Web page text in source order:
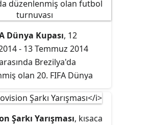
kurmaya başladı. Hızlı
biri oldu,
donanmasıyla Büyük
kafa tutar hale geldi.
Dünya Kupası, 12
- 13 Temmuz 2014
Brezilya'da
olan 20. FIFA Dünya
Güney Amerika'da
karar verildikten
Şarkı Yarışması, kısaca